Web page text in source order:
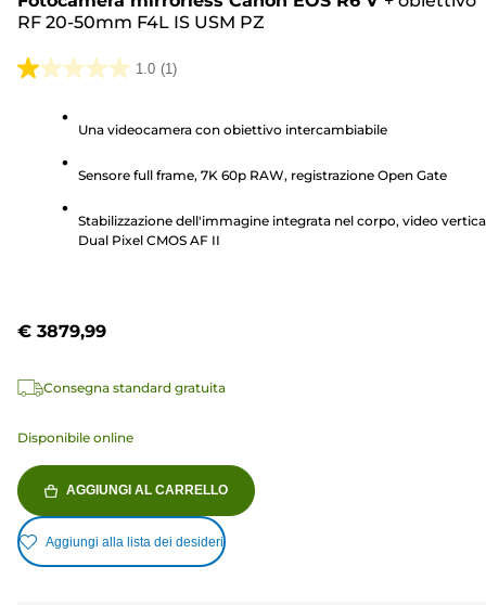
RF 20-50mm F4L IS USM PZ
1.0 (1)
1.0
stelle.
recensione
Una videocamera con obiettivo intercambiabile
Sensore full frame, 7K 60p RAW, registrazione Open Gate
Stabilizzazione dell'immagine integrata nel corpo, video
Dual Pixel CMOS AF II
€ 3879,99
Consegna standard gratuita
Disponibile online
AGGIUNGI AL CARRELLO
Aggiungi alla lista dei desideri